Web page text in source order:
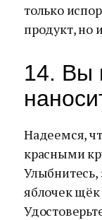
только
продукт, но
14. Вы
Надеемся,
красными
Улыбнитесь,
яблочек щёк